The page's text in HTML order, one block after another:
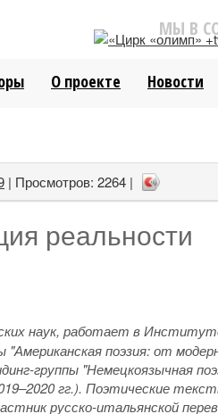
МЫ В
О проекте Новости
| Просмотров: 2264 |
реальности
наук, работает в
поэзия: от
группы "Немецкоязычная
гг.). Поэтические
русско-итальянской